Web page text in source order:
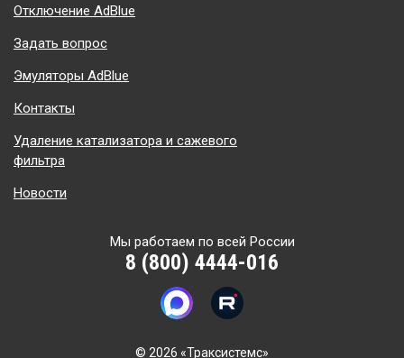
Отключение AdBlue
Задать вопрос
Эмуляторы AdBlue
Контакты
Удаление катализатора и сажевого
фильтра
Новости
Мы работаем по всей России
8 (800) 4444-016
© 2026 «Траксистемс»